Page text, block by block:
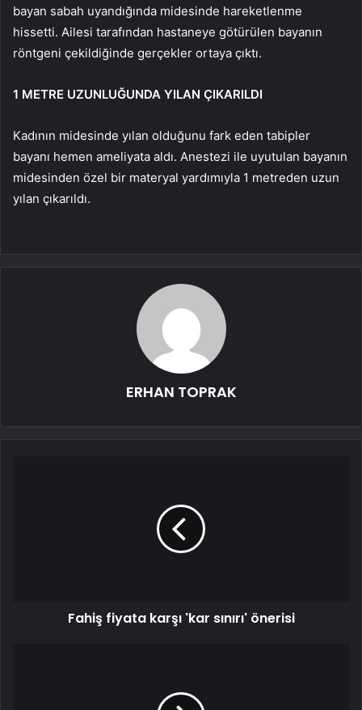
bayan sabah uyandığında midesinde hareketlenme
hissetti. Ailesi tarafından hastaneye götürülen bayanın
röntgeni çekildiğinde gerçekler ortaya çıktı.
1 METRE UZUNLUĞUNDA YILAN ÇIKARILDI
Kadının midesinde yılan olduğunu fark eden tabipler
bayanı hemen ameliyata aldı. Anestezi ile uyutulan bayanın
midesinden özel bir materyal yardımıyla 1 metreden uzun
yılan çıkarıldı.
ERHAN TOPRAK
Fahiş fiyata karşı 'kar sınırı' önerisi